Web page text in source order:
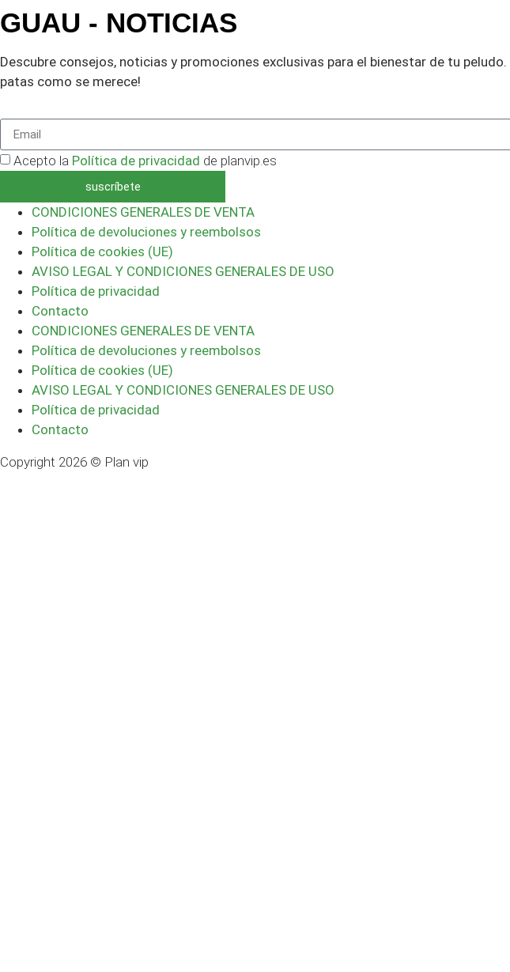
GUAU - NOTICIAS
Descubre consejos, noticias y promociones exclusivas para el bienestar de tu peludo.
patas como se merece!
Acepto la Política de privacidad de planvip.es
suscríbete
CONDICIONES GENERALES DE VENTA
Política de devoluciones y reembolsos
Política de cookies (UE)
AVISO LEGAL Y CONDICIONES GENERALES DE USO
Política de privacidad
Contacto
CONDICIONES GENERALES DE VENTA
Política de devoluciones y reembolsos
Política de cookies (UE)
AVISO LEGAL Y CONDICIONES GENERALES DE USO
Política de privacidad
Contacto
Copyright 2026 © Plan vip